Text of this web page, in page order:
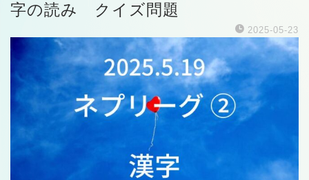
字の読み クイズ問題
2025-05-23